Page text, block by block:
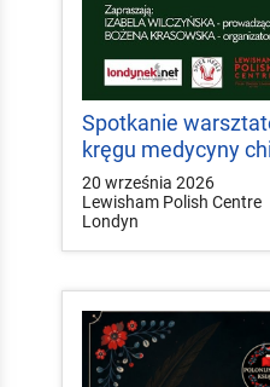
Spotkanie
kręgu medycyny
20 września 2026
Lewisham Polish Centre
Londyn